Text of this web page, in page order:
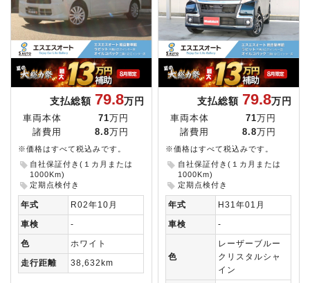
支払総額 79.8万円
車両本体 71万円
諸費用
8.8万円
※価格はすべて税込みです。
自社保証付き(１カ月または
1000Km)
定期点検付き
年式
R02年10月
車検
-
色
ホワイト
走行距離
38,632km
支払総額 79.8万円
車両本体 71万円
諸費用
8.8万円
※価格はすべて税込みです。
自社保証付き(１カ月または
1000Km)
定期点検付き
年式
H31年01月
車検
-
色
レーザーブルー
クリスタルシャ
イン